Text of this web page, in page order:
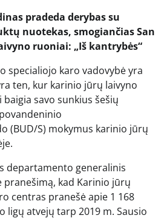
pradeda derybas su
nuotekas, smogiančias San
ruoniai: „Iš kantrybės“
specialiojo karo vadovybė yra
ten, kur karinio jūrų laivyno
savo sunkius šešių
(BUD/S) mokymus karinio jūrų
departamento generalinis
kad Karinio jūrų
centras pranešė apie 1 168
ligų atvejų tarp 2019 m. Sausio